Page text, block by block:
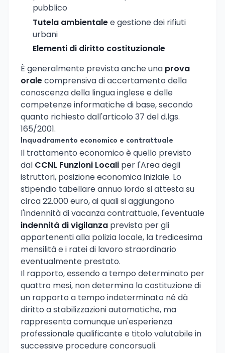
pubblico
Tutela ambientalee gestione dei rifiuti
urbani
Elementi di diritto costituzionale
È generalmente prevista anche una prova
oralecomprensiva di accertamento della
conoscenza della lingua inglese e delle
competenze informatiche di base, secondo
quanto richiesto dall'articolo 37 del d.lgs.
165/2001.
Inquadramento economico e contrattuale
Il trattamento economico è quello previsto
dal CCNL Funzioni Locali per l'Area degli
istruttori, posizione economica iniziale. Lo
stipendio tabellare annuo lordo si attesta su
circa 22.000 euro, ai quali si aggiungono
l'indennità di vacanza contrattuale, l'eventuale
indennità di vigilanza prevista per gli
appartenenti alla polizia locale, la tredicesima
mensilità e i ratei di lavoro straordinario
eventualmente prestato.
Il rapporto, essendo a tempo determinato per
quattro mesi, non determina la costituzione di
un rapporto a tempo indeterminato né dà
diritto a stabilizzazioni automatiche, ma
rappresenta comunque un'esperienza
professionale qualificante e titolo valutabile in
successive procedure concorsuali.